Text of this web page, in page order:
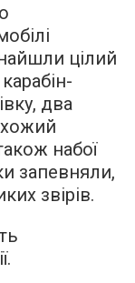
цілий
два
набої
запевняли,
звірів.